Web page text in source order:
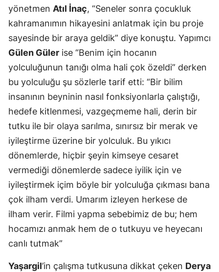
yönetmen Atıl İnaç, “Seneler sonra çocukluk
kahramanımın hikayesini anlatmak için bu proje
sayesinde bir araya geldik” diye konuştu. Yapımcı
Gülen Güler ise “Benim için hocanın
yolculuğunun tanığı olma hali çok özeldi” derken
bu yolculuğu şu sözlerle tarif etti: “Bir bilim
insanının beyninin nasıl fonksiyonlarla çalıştığı,
hedefe kitlenmesi, vazgeçmeme hali, derin bir
tutku ile bir olaya sarılma, sınırsız bir merak ve
iyileştirme üzerine bir yolculuk. Bu yıkıcı
dönemlerde, hiçbir şeyin kimseye cesaret
vermediği dönemlerde sadece iyilik için ve
iyileştirmek içim böyle bir yolculuğa çıkması bana
çok ilham verdi. Umarım izleyen herkese de
ilham verir. Filmi yapma sebebimiz de bu; hem
hocamızı anmak hem de o tutkuyu ve heyecanı
canlı tutmak”
Yaşargil’in çalışma tutkusuna dikkat çeken Derya